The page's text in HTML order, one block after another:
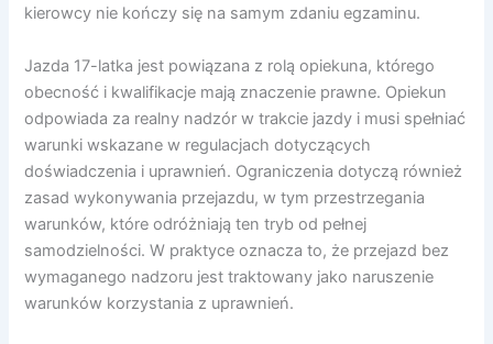
kierowcy nie kończy się na samym zdaniu egzaminu.
Jazda 17-latka jest powiązana z rolą opiekuna, którego
obecność i kwalifikacje mają znaczenie prawne. Opiekun
odpowiada za realny nadzór w trakcie jazdy i musi spełniać
warunki wskazane w regulacjach dotyczących
doświadczenia i uprawnień. Ograniczenia dotyczą również
zasad wykonywania przejazdu, w tym przestrzegania
warunków, które odróżniają ten tryb od pełnej
samodzielności. W praktyce oznacza to, że przejazd bez
wymaganego nadzoru jest traktowany jako naruszenie
warunków korzystania z uprawnień.